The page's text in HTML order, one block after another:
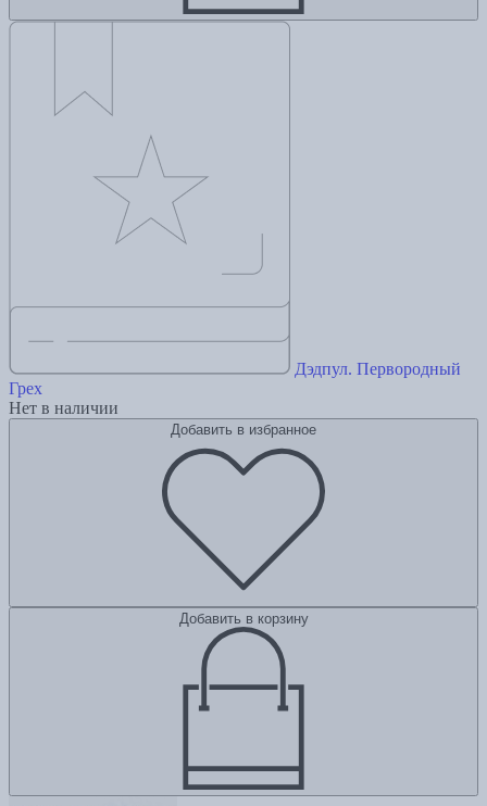
Дэдпул. Первородный
Грех
Нет в наличии
Добавить в избранное
Добавить в корзину